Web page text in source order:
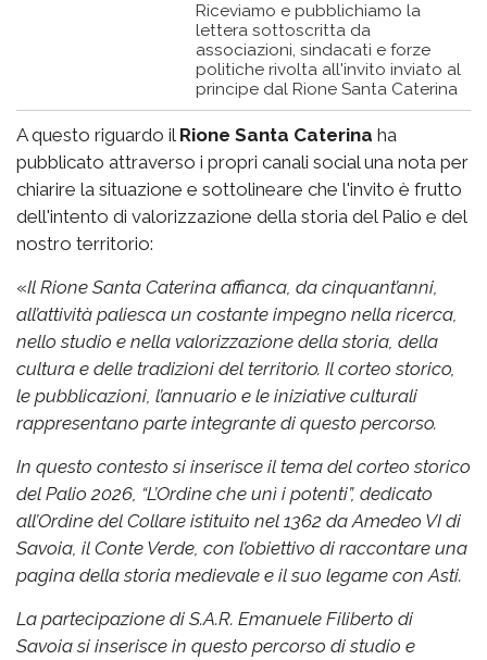
Riceviamo e pubblichiamo la
lettera sottoscritta da
associazioni, sindacati e forze
politiche rivolta all'invito inviato al
principe dal Rione Santa Caterina
A questo riguardo il Rione Santa Caterina ha
pubblicato attraverso i propri canali social una nota per
chiarire la situazione e sottolineare che l'invito è frutto
dell'intento di valorizzazione della storia del Palio e del
nostro territorio:
«Il Rione Santa Caterina affianca, da cinquant’anni,
all’attività paliesca un costante impegno nella ricerca,
nello studio e nella valorizzazione della storia, della
cultura e delle tradizioni del territorio. Il corteo storico,
le pubblicazioni, l’annuario e le iniziative culturali
rappresentano parte integrante di questo percorso.
In questo contesto si inserisce il tema del corteo storico
del Palio 2026, “L’Ordine che unì i potenti”, dedicato
all’Ordine del Collare istituito nel 1362 da Amedeo VI di
Savoia, il Conte Verde, con l’obiettivo di raccontare una
pagina della storia medievale e il suo legame con Asti.
La partecipazione di S.A.R. Emanuele Filiberto di
Savoia si inserisce in questo percorso di studio e